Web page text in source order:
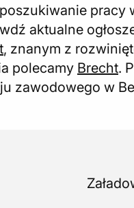
aktualne
, znanym z
polecamy Brecht.
zawodowego w